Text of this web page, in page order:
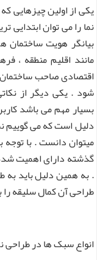
یکی از اولین چیزهایی
نما را می توان ابتدایی
بیانگر هویت ساختمان
مانند اقلیم منطقه ،
اقتصادی صاحب
شود . یکی دیگر از
بسیار مهم می باشد
دلیل است که می گوییم
میتوان دانست . با
گذشته دارای اهمیت
. به همین دلیل باید به
طراحی آن کمال سلیقه
انواع سبک ها در طراحی